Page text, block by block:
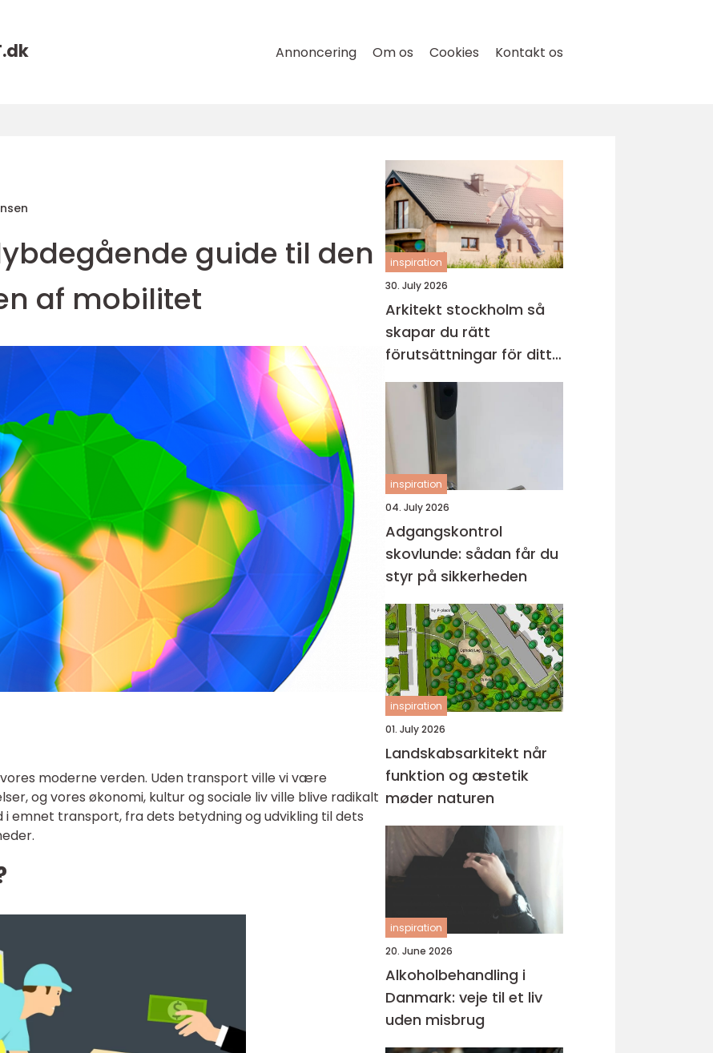
dk Annoncering Om os Cookies Kontakt os
guide til den
af mobilitet
moderne verden. Uden transport ville vi være
og vores økonomi, kultur og sociale liv ville blive radikalt
emnet transport, fra dets betydning og udvikling til dets
inspiration
30. July 2026
Arkitekt stockholm så
skapar du rätt
förutsättningar för ditt
projekt
inspiration
04. July 2026
Adgangskontrol
skovlunde: sådan får du
styr på sikkerheden
inspiration
01. July 2026
Landskabsarkitekt når
funktion og æstetik
møder naturen
inspiration
20. June 2026
Alkoholbehandling i
Danmark: veje til et liv
uden misbrug